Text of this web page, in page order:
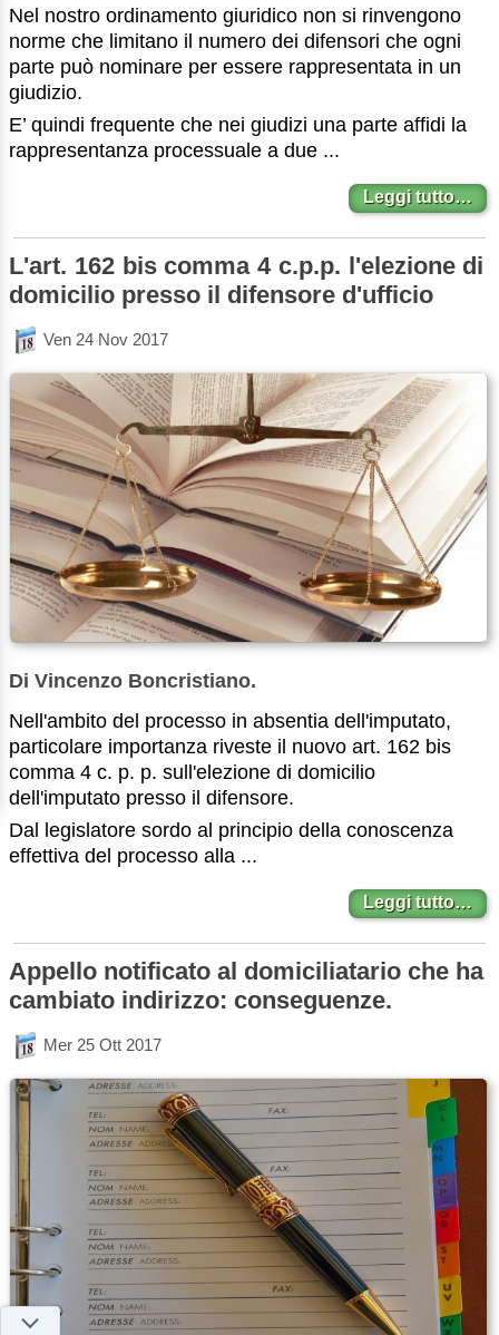
Nel nostro ordinamento giuridico non si rinvengono
norme che limitano il numero dei difensori che ogni
parte può nominare per essere rappresentata in un
giudizio.
E’ quindi frequente che nei giudizi una parte affidi la
rappresentanza processuale a due ...
Leggi tutto…
L'art. 162 bis comma 4 c.p.p. l'elezione di
domicilio presso il difensore d'ufficio
Ven 24 Nov 2017
Di Vincenzo Boncristiano.
Nell'ambito del processo in absentia dell'imputato,
particolare importanza riveste il nuovo art. 162 bis
comma 4 c. p. p. sull'elezione di domicilio
dell'imputato presso il difensore.
Dal legislatore sordo al principio della conoscenza
effettiva del processo alla ...
Leggi tutto…
Appello notificato al domiciliatario che ha
cambiato indirizzo: conseguenze.
Mer 25 Ott 2017